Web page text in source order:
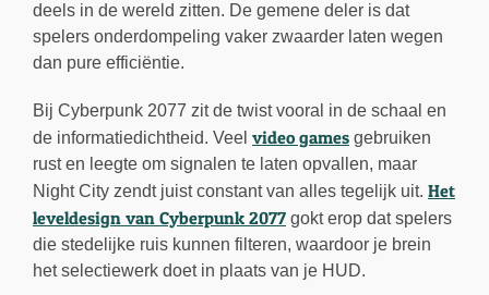
deels in de wereld zitten. De gemene deler is dat
spelers onderdompeling vaker zwaarder laten wegen
dan pure efficiëntie.
Bij Cyberpunk 2077 zit de twist vooral in de schaal en
de informatiedichtheid. Veel video games gebruiken
rust en leegte om signalen te laten opvallen, maar
Night City zendt juist constant van alles tegelijk uit. Het
leveldesign van Cyberpunk 2077 gokt erop dat spelers
die stedelijke ruis kunnen filteren, waardoor je brein
het selectiewerk doet in plaats van je HUD.